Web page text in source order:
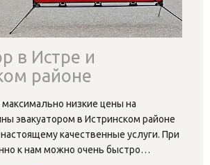
в Истре и
районе
низкие цены на
эвакуатором в Истринском районе
качественные услуги. При
к нам можно очень быстро…